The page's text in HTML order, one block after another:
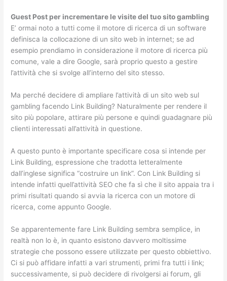
Guest Post per incrementare le visite del tuo sito gambling
E’ ormai noto a tutti come il motore di ricerca di un software
definisca la collocazione di un sito web in internet; se ad
esempio prendiamo in considerazione il motore di ricerca più
comune, vale a dire Google, sarà proprio questo a gestire
l’attività che si svolge all’interno del sito stesso.
Ma perché decidere di ampliare l’attività di un sito web sul
gambling facendo Link Building? Naturalmente per rendere il
sito più popolare, attirare più persone e quindi guadagnare più
clienti interessati all’attività in questione.
A questo punto è importante specificare cosa si intende per
Link Building, espressione che tradotta letteralmente
dall’inglese significa “costruire un link”. Con Link Building si
intende infatti quell’attività SEO che fa sì che il sito appaia tra i
primi risultati quando si avvia la ricerca con un motore di
ricerca, come appunto Google.
Se apparentemente fare Link Building sembra semplice, in
realtà non lo è, in quanto esistono davvero moltissime
strategie che possono essere utilizzate per questo obbiettivo.
Ci si può affidare infatti a vari strumenti, primi fra tutti i link;
successivamente, si può decidere di rivolgersi ai forum, gli